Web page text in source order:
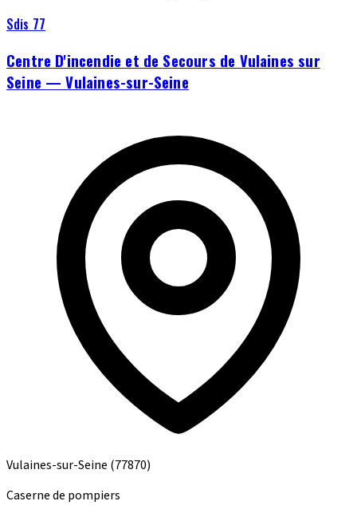
Sdis 77
Centre D'incendie et de Secours de Vulaines sur
Seine — Vulaines-sur-Seine
Vulaines-sur-Seine (77870)
Caserne de pompiers